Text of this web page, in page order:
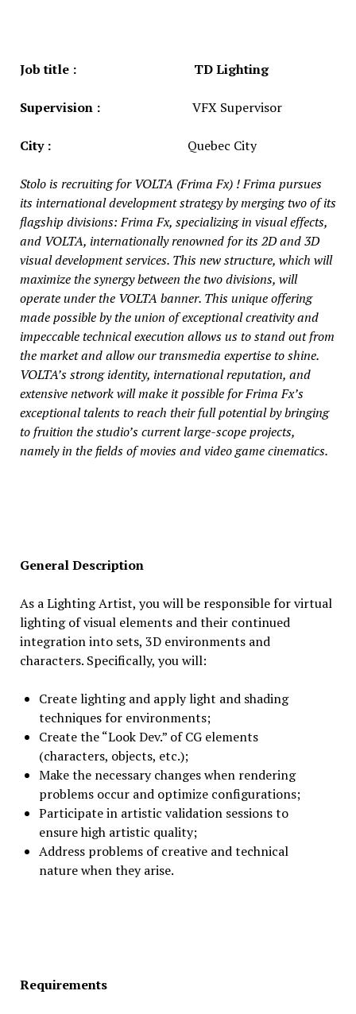
Job title : TD Lighting
Supervision : VFX Supervisor
City : Quebec City
Stolo is recruiting for VOLTA (Frima Fx) ! Frima pursues
its international development strategy by merging two of its
flagship divisions: Frima Fx, specializing in visual effects,
and VOLTA, internationally renowned for its 2D and 3D
visual development services. This new structure, which will
maximize the synergy between the two divisions, will
operate under the VOLTA banner. This unique offering
made possible by the union of exceptional creativity and
impeccable technical execution allows us to stand out from
the market and allow our transmedia expertise to shine.
VOLTA’s strong identity, international reputation, and
extensive network will make it possible for Frima Fx’s
exceptional talents to reach their full potential by bringing
to fruition the studio’s current large-scope projects,
namely in the fields of movies and video game cinematics.
General Description
As a Lighting Artist, you will be responsible for virtual
lighting of visual elements and their continued
integration into sets, 3D environments and
characters. Specifically, you will:
Create lighting and apply light and shading
techniques for environments;
Create the “Look Dev.” of CG elements
(characters, objects, etc.);
Make the necessary changes when rendering
problems occur and optimize configurations;
Participate in artistic validation sessions to
ensure high artistic quality;
Address problems of creative and technical
nature when they arise.
Requirements